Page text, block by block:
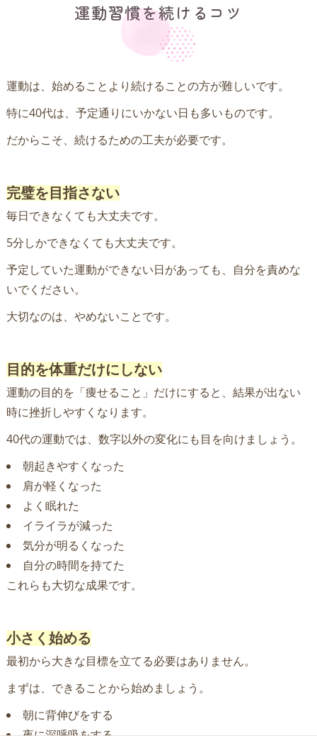
運動習慣を続けるコツ
運動は、始めることより続けることの方が難しいです。
特に40代は、予定通りにいかない日も多いものです。
だからこそ、続けるための工夫が必要です。
完璧を目指さない
毎日できなくても大丈夫です。
5分しかできなくても大丈夫です。
予定していた運動ができない日があっても、自分を責めな
いでください。
大切なのは、やめないことです。
目的を体重だけにしない
運動の目的を「痩せること」だけにすると、結果が出ない
時に挫折しやすくなります。
40代の運動では、数字以外の変化にも目を向けましょう。
朝起きやすくなった
肩が軽くなった
よく眠れた
イライラが減った
気分が明るくなった
自分の時間を持てた
これらも大切な成果です。
小さく始める
最初から大きな目標を立てる必要はありません。
まずは、できることから始めましょう。
朝に背伸びをする